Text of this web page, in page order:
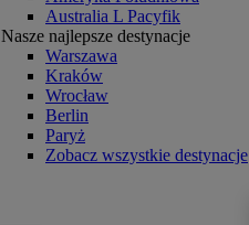
Australia L Pacyfik
Nasze najlepsze destynacje
Warszawa
Kraków
Wrocław
Berlin
Paryż
Zobacz wszystkie destynacje